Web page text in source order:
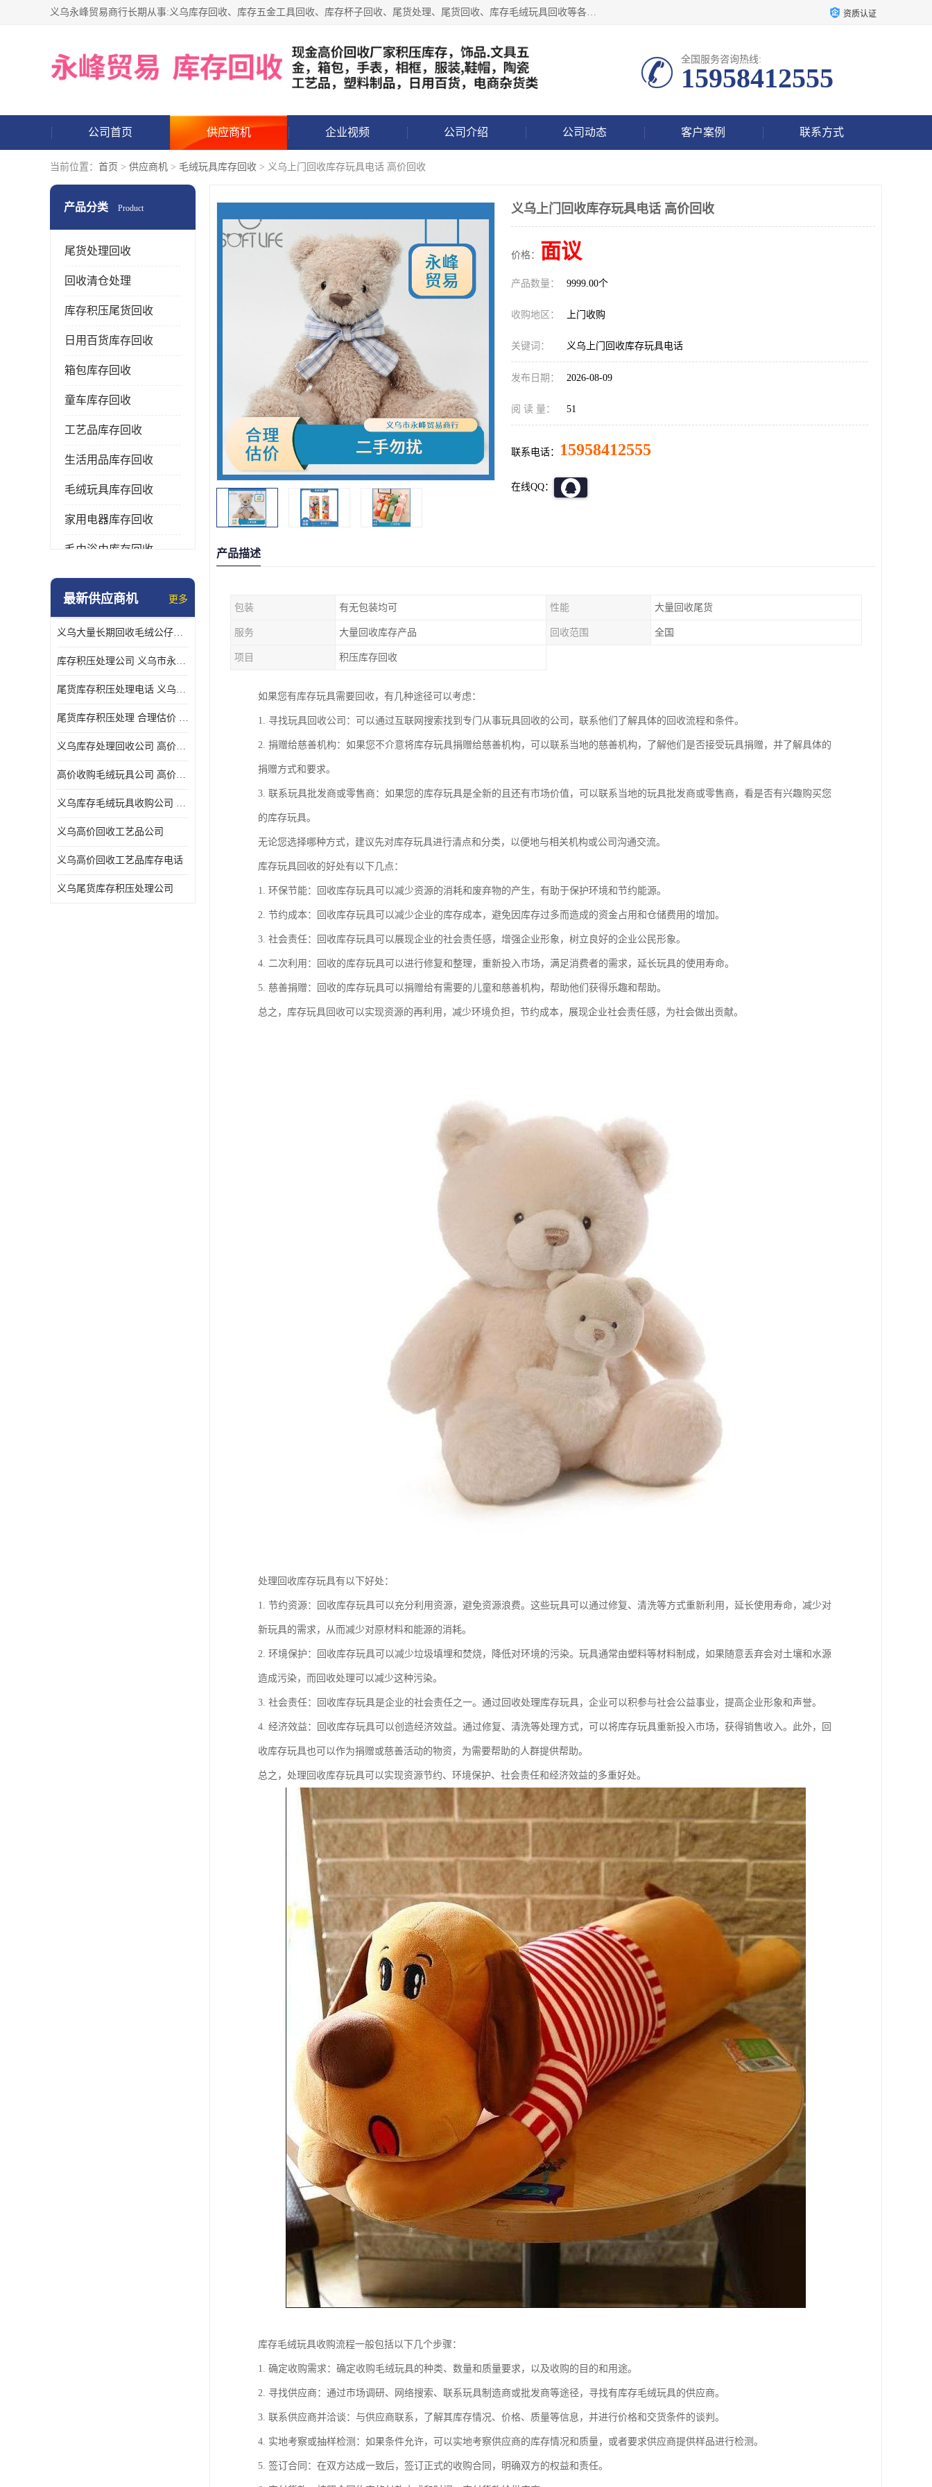
义乌永峰贸易商行长期从事:义乌库存回收、库存五金工具回收、库存杯子回收、尾货处理、尾货回收、库存毛绒玩具回收等各类产品库存回收，我们一直秉承：“，专业收购，价格从优，互惠互利，现金交易，价格公道”七大原则。欢迎有库存处理的老板来电洽谈! 资质认证
全国服务咨询热线:
15958412555
公司首页 供应商机 企业视频 公司介绍 公司动态 客户案例 联系方式
当前位置： 首页 > 供应商机 > 毛绒玩具库存回收 > 义乌上门回收库存玩具电话 高价回收
产品分类 Product
尾货处理回收
回收清仓处理
库存积压尾货回收
日用百货库存回收
箱包库存回收
童车库存回收
工艺品库存回收
生活用品库存回收
毛绒玩具库存回收
家用电器库存回收
毛巾浴巾库存回收
水杯保温杯库存回收
五金工具库存回收
库存厨具回收
最新供应商机 更多
义乌大量长期回收毛绒公仔公司 高价回收库存积压 高价回收 欢迎电话咨询
库存积压处理公司 义乌市永峰贸易商行
尾货库存积压处理电话 义乌市永峰贸易商行
尾货库存积压处理 合理估价 量大量小均可
义乌库存处理回收公司 高价回收库存积压 大量尾货回收
高价收购毛绒玩具公司 高价回收库存积压 回收库存 二手勿扰
义乌库存毛绒玩具收购公司 高价回收库存积压 义乌市永峰贸易商行
义乌高价回收工艺品公司
义乌高价回收工艺品库存电话
义乌尾货库存积压处理公司
义乌上门回收库存玩具电话 高价回收
价格： 面议
产品数量： 9999.00个
收购地区： 上门收购
关键词： 义乌上门回收库存玩具电话
发布日期： 2026-08-09
阅 读 量： 51
联系电话： 15958412555
在线QQ：
产品描述
包装 有无包装均可 性能 大量回收尾货
服务 大量回收库存产品 回收范围 全国
项目 积压库存回收
如果您有库存玩具需要回收，有几种途径可以考虑：
1. 寻找玩具回收公司：可以通过互联网搜索找到专门从事玩具回收的公司，联系他们了解具体的回收流程和条件。
2. 捐赠给慈善机构：如果您不介意将库存玩具捐赠给慈善机构，可以联系当地的慈善机构，了解他们是否接受玩具捐赠，并了解具体的
捐赠方式和要求。
3. 联系玩具批发商或零售商：如果您的库存玩具是全新的且还有市场价值，可以联系当地的玩具批发商或零售商，看是否有兴趣购买您
的库存玩具。
无论您选择哪种方式，建议先对库存玩具进行清点和分类，以便地与相关机构或公司沟通交流。
库存玩具回收的好处有以下几点：
1. 环保节能：回收库存玩具可以减少资源的消耗和废弃物的产生，有助于保护环境和节约能源。
2. 节约成本：回收库存玩具可以减少企业的库存成本，避免因库存过多而造成的资金占用和仓储费用的增加。
3. 社会责任：回收库存玩具可以展现企业的社会责任感，增强企业形象，树立良好的企业公民形象。
4. 二次利用：回收的库存玩具可以进行修复和整理，重新投入市场，满足消费者的需求，延长玩具的使用寿命。
5. 慈善捐赠：回收的库存玩具可以捐赠给有需要的儿童和慈善机构，帮助他们获得乐趣和帮助。
总之，库存玩具回收可以实现资源的再利用，减少环境负担，节约成本，展现企业社会责任感，为社会做出贡献。
处理回收库存玩具有以下好处：
1. 节约资源：回收库存玩具可以充分利用资源，避免资源浪费。这些玩具可以通过修复、清洗等方式重新利用，延长使用寿命，减少对
新玩具的需求，从而减少对原材料和能源的消耗。
2. 环境保护：回收库存玩具可以减少垃圾填埋和焚烧，降低对环境的污染。玩具通常由塑料等材料制成，如果随意丢弃会对土壤和水源
造成污染，而回收处理可以减少这种污染。
3. 社会责任：回收库存玩具是企业的社会责任之一。通过回收处理库存玩具，企业可以积参与社会公益事业，提高企业形象和声誉。
4. 经济效益：回收库存玩具可以创造经济效益。通过修复、清洗等处理方式，可以将库存玩具重新投入市场，获得销售收入。此外，回
收库存玩具也可以作为捐赠或慈善活动的物资，为需要帮助的人群提供帮助。
总之，处理回收库存玩具可以实现资源节约、环境保护、社会责任和经济效益的多重好处。
库存毛绒玩具收购流程一般包括以下几个步骤：
1. 确定收购需求：确定收购毛绒玩具的种类、数量和质量要求，以及收购的目的和用途。
2. 寻找供应商：通过市场调研、网络搜索、联系玩具制造商或批发商等途径，寻找有库存毛绒玩具的供应商。
3. 联系供应商并洽谈：与供应商联系，了解其库存情况、价格、质量等信息，并进行价格和交货条件的谈判。
4. 实地考察或抽样检测：如果条件允许，可以实地考察供应商的库存情况和质量，或者要求供应商提供样品进行检测。
5. 签订合同：在双方达成一致后，签订正式的收购合同，明确双方的权益和责任。